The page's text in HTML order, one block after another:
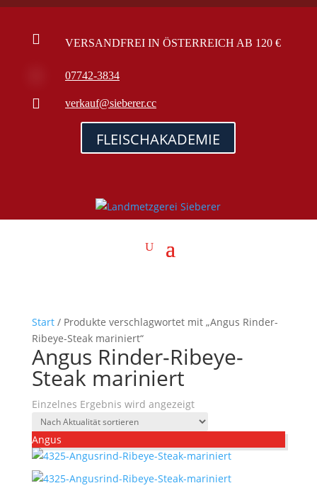
 VERSANDFREI IN ÖSTERREICH AB 120 €
07742-3834
 verkauf@sieberer.cc
FLEISCHAKADEMIE
Start/ Produkte verschlagwortet mit „Angus Rinder-
Ribeye-Steak mariniert“
Angus Rinder-Ribeye-
Steak mariniert
Einzelnes Ergebnis wird angezeigt
Angus